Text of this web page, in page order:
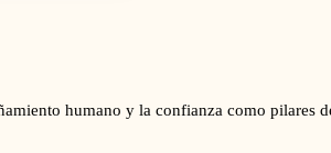
humano y la confianza como pilares